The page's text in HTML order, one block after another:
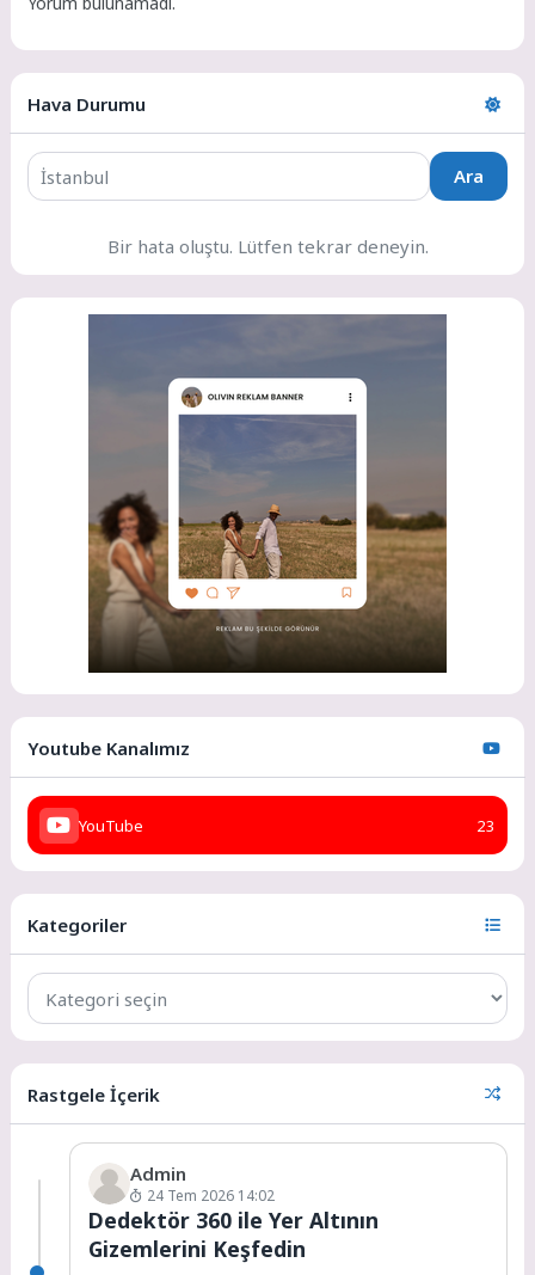
Hava Durumu
Ara
Bir hata oluştu. Lütfen tekrar deneyin.
Youtube Kanalımız
YouTube 23
Kategoriler
Rastgele İçerik
Admin
24 Tem 2026 14:02
Dedektör 360 ile Yer Altının
Gizemlerini Keşfedin